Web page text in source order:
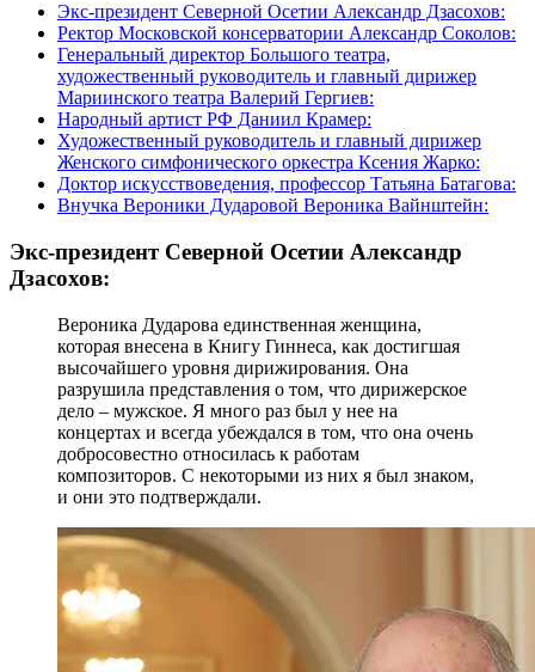
Экс-президент Северной Осетии Александр Дзасохов:
Ректор Московской консерватории Александр Соколов:
Генеральный директор Большого театра,
художественный руководитель и главный дирижер
Мариинского театра Валерий Гергиев:
Народный артист РФ Даниил Крамер:
Художественный руководитель и главный дирижер
Женского симфонического оркестра Ксения Жарко:
Доктор искусствоведения, профессор Татьяна Батагова:
Внучка Вероники Дударовой Вероника Вайнштейн:
Экс-президент Северной Осетии Александр
Дзасохов:
Вероника Дударова единственная женщина,
которая внесена в Книгу Гиннеса, как достигшая
высочайшего уровня дирижирования. Она
разрушила представления о том, что дирижерское
дело – мужское. Я много раз был у нее на
концертах и всегда убеждался в том, что она очень
добросовестно относилась к работам
композиторов. С некоторыми из них я был знаком,
и они это подтверждали.